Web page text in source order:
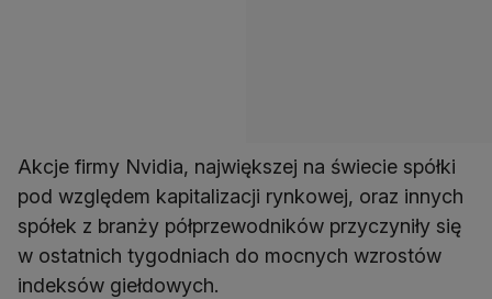
Akcje firmy Nvidia, największej na świecie spółki
pod względem kapitalizacji rynkowej, oraz innych
spółek z branży półprzewodników przyczyniły się
w ostatnich tygodniach do mocnych wzrostów
indeksów giełdowych.